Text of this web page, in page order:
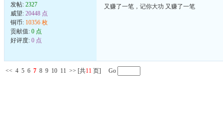
发帖: 2327
威望: 20448 点
铜币: 10356 枚
贡献值: 0 点
好评度: 0 点
又赚了一笔，记你大功 又赚了一笔
<< 4 5 6 7 8 9 10 11 >> [共11 页] Go